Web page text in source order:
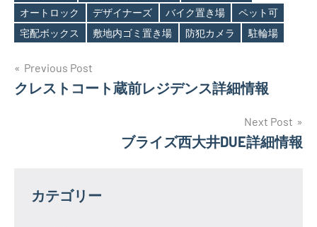
Tags
オートロック
デザイナーズ バイク置き場
ペット可
宅配ボックス
敷地内ゴミ置き場 防犯カメラ 駐輪場
投
稿
ー
Previous Post
クレストコート蔵前レジデンス詳細情報
Next Post
ブライズ西大井DUE詳細情報
カテゴリー